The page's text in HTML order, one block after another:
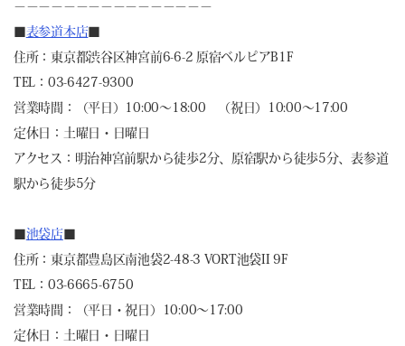
－－－－－－－－－－－－－－－－
表参道本店
住所：東京都渋谷区神宮前6-6-2 原宿ベルピアB1F
TEL：03-6427-9300
営業時間：（平日）10:00～18:00 （祝日）10:00～17:00
定休日：土曜日・日曜日
アクセス：明治神宮前駅から徒歩2分、原宿駅から徒歩5分、表参道
駅から徒歩5分
池袋店
住所：東京都豊島区南池袋2-48-3 VORT池袋II 9F
TEL：03-6665-6750
営業時間：（平日・祝日）10:00～17:00
定休日：土曜日・日曜日